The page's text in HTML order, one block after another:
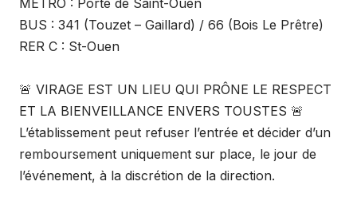
METRO : Porte de Saint-Ouen
BUS : 341 (Touzet – Gaillard) / 66 (Bois Le Prêtre)
RER C : St-Ouen
🚨 VIRAGE EST UN LIEU QUI PRÔNE LE RESPECT
ET LA BIENVEILLANCE ENVERS TOUSTES 🚨
L’établissement peut refuser l’entrée et décider d’un
remboursement uniquement sur place, le jour de
l’événement, à la discrétion de la direction.